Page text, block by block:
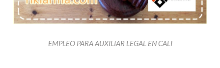
EMPLEO PARA AUXILIAR LEGAL EN CALI